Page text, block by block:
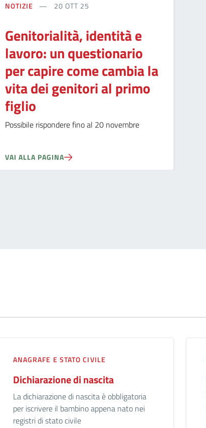
NOTIZIE 20 OTT 25
Genitorialità, identità e
lavoro: un questionario
per capire come cambia la
vita dei genitori al primo
figlio
Possibile rispondere fino al 20 novembre
VAI ALLA PAGINA
ANAGRAFE E STATO CIVILE
Dichiarazione di nascita
La dichiarazione di nascita è obbligatoria
per iscrivere il bambino appena nato nei
registri di stato civile